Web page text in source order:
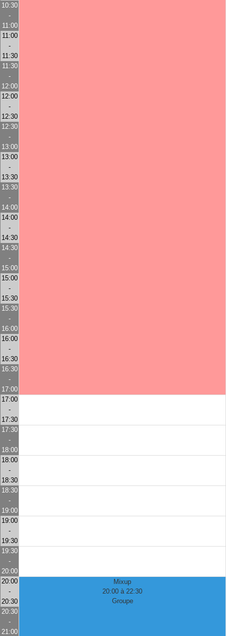
10:30
-
11:00
11:00
-
11:30
11:30
-
12:00
12:00
-
12:30
12:30
-
13:00
13:00
-
13:30
13:30
-
14:00
14:00
-
14:30
14:30
-
15:00
15:00
-
15:30
15:30
-
16:00
16:00
-
16:30
16:30
-
17:00
17:00
-
17:30
17:30
-
18:00
18:00
-
18:30
18:30
-
19:00
19:00
-
19:30
19:30
-
20:00
20:00
-
20:30
Mixup
20:00 à 22:30
Groupe
20:30
-
21:00